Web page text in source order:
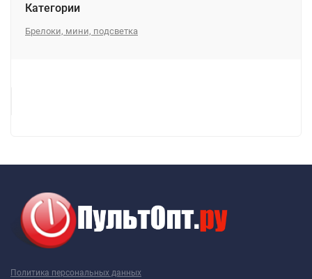
Категории
Брелоки, мини, подсветка
Политика персональных данных